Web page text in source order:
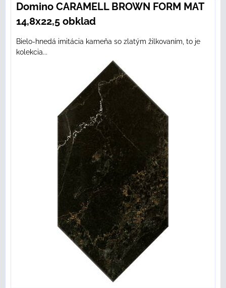
Domino CARAMELL BROWN FORM MAT
14,8x22,5 obklad
Bielo-hnedá imitácia kameňa so zlatým žilkovaním, to je
kolekcia...